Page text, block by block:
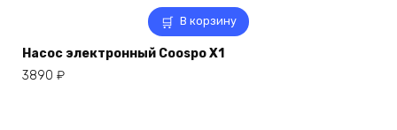
В корзину
Насос электронный Coospo X1
3890 ₽